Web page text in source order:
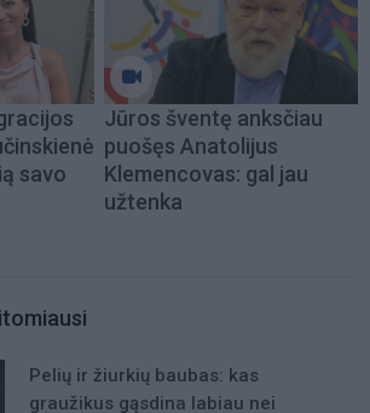
savo
Jūros šventę anksčiau
puošęs Anatolijus
Klemencovas: gal jau
užtenka
Pelių ir žiurkių baubas: kas
graužikus gąsdina labiau nei